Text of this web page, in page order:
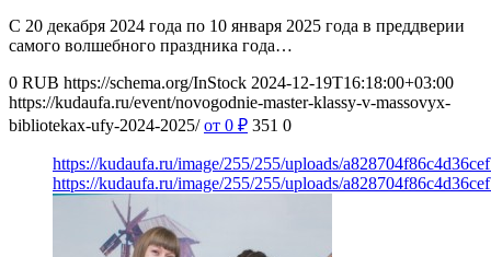
С 20 декабря 2024 года по 10 января 2025 года в преддверии
самого волшебного праздника года…
0 RUB https://schema.org/InStock 2024-12-19T16:18:00+03:00
https://kudaufa.ru/event/novogodnie-master-klassy-v-massovyx-
bibliotekax-ufy-2024-2025/ от 0 ₽ 351 0
https://kudaufa.ru/image/255/255/uploads/
https://kudaufa.ru/image/255/255/uploads/